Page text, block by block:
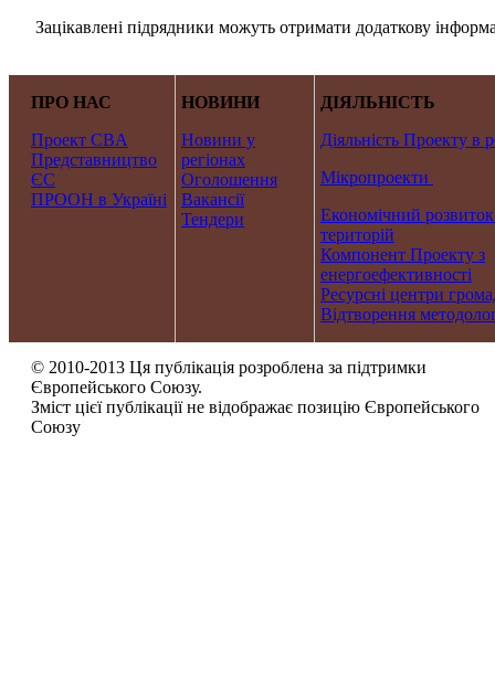
Зацікавлені підрядники можуть отримати додаткову
ПРО НАС
Проект CBA
Представництво
ЄС
ПРООН в Україні
НОВИНИ
Новини у
регіонах
Оголошення
Вакансії
Тендери
ДІЯЛЬНІСТЬ
Діяльність Проекту в
Мікропроекти
Економічний розвиток
територій
Компонент Проекту з
енергоефективності
Ресурсні центри
Відтворення
© 2010-2013 Ця публікація розроблена за підтримки
Європейського Союзу.
Зміст цієї публікації не відображає позицію Європейського
Союзу